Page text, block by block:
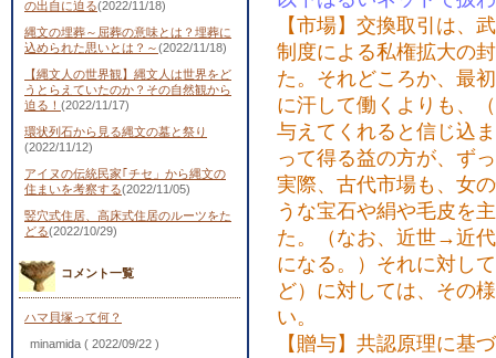
の出自に迫る(2022/11/18)
縄文の埋葬～屈葬の意味とは？埋葬に
込められた思いとは？～(2022/11/18)
【縄文人の世界観】縄文人は世界をど
うとらえていたのか？その自然観から
迫る！ (2022/11/17)
環状列石から見る縄文の墓と祭り
(2022/11/12)
アイヌの伝統民家｢チセ」から縄文の
住まいを考察する(2022/11/05)
竪穴式住居、高床式住居のルーツをた
どる(2022/10/29)
コメント一覧
ハマ貝塚って何？
minamida ( 2022/09/22 )
【市場】交換取引は、
制度による私権拡大の
た。それどころか、最
に汗して働くよりも、
与えてくれると信じ込
って得る益の方が、ず
実際、古代市場も、女
うな宝石や絹や毛皮を
た。（なお、近世→近
になる。）それに対し
ど）に対しては、その
い。
【贈与】共認原理に基